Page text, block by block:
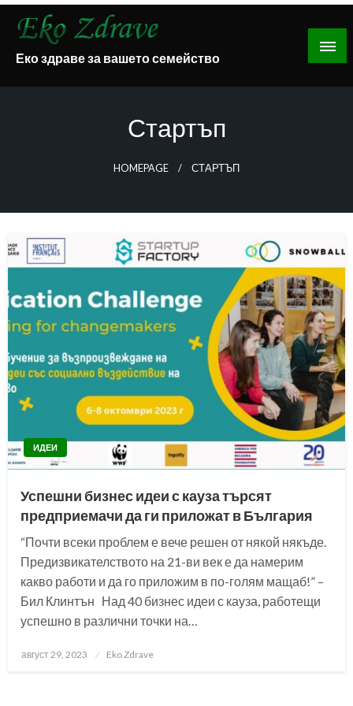
Skip
Еко здраве за вашето семейство
Стартъп
HOMEPAGE СТАРТЪП
ИДЕИ
Успешни бизнес идеи с кауза търсят
предприемачи да ги приложат в България
“Почти всеки проблем е вече решен от някой някъде.
Предизвикателството на 21-ви век е да намерим
какво работи и да го приложим в по-голям мащаб!” –
Бил Клинтън Над 40 бизнес идеи с кауза, работещи
успешно в различни точки на…
Posted
август 29, 2023 Eko Zdrave